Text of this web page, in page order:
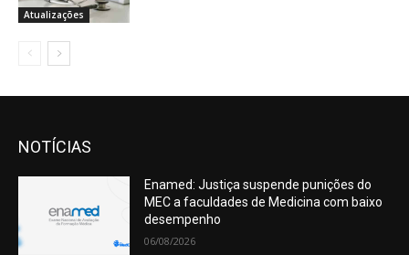
Atualizações
NOTÍCIAS
Enamed: Justiça suspende punições do
MEC a faculdades de Medicina com baixo
desempenho
06/08/2026